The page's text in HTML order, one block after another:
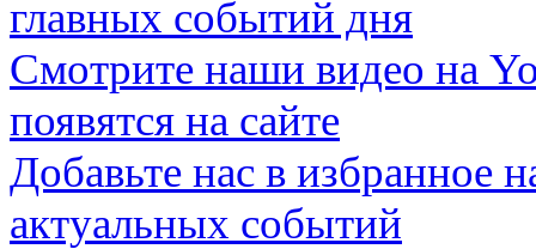
главных событий дня
Смотрите наши видео на
появятся на сайте
Добавьте нас в избранное
актуальных событий